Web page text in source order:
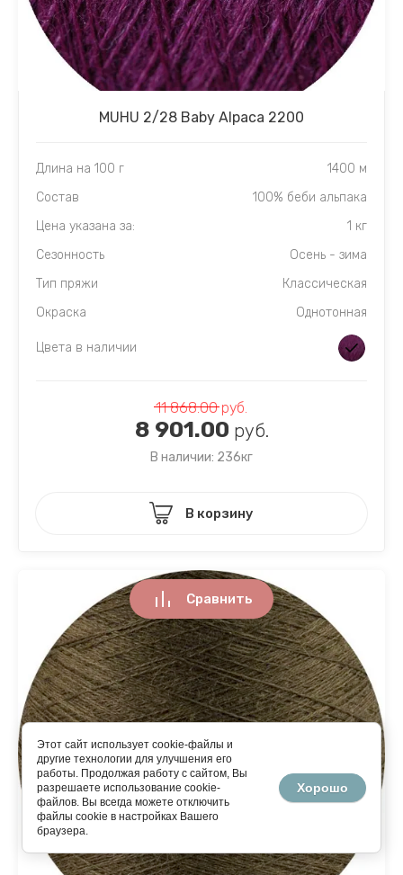
MUHU 2/28 Baby Alpaca 2200
Длина на 100 г
1400 м
Состав
100% беби альпака
Цена указана за:
1 кг
Сезонность
Осень - зима
Тип пряжи
Классическая
Окраска
Однотонная
Цвета в наличии
11 868.00руб.
8 901.00 руб.
В наличии: 236кг
В корзину
Сравнить
Этот сайт использует cookie-файлы и
другие технологии для улучшения его
работы. Продолжая работу с сайтом, Вы
разрешаете использование cookie-
файлов. Вы всегда можете отключить
файлы cookie в настройках Вашего
браузера.
Хорошо